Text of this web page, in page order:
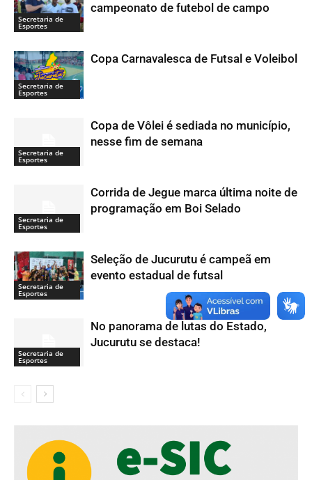
Secretaria de
Esportes
campeonato de futebol de campo
Secretaria de
Esportes
Copa Carnavalesca de Futsal e Voleibol
Secretaria de
Esportes
Copa de Vôlei é sediada no município,
nesse fim de semana
Secretaria de
Esportes
Corrida de Jegue marca última noite de
programação em Boi Selado
Secretaria de
Esportes
Seleção de Jucurutu é campeã em
evento estadual de futsal
Secretaria de
Esportes
No panorama de lutas do Estado,
Jucurutu se destaca!